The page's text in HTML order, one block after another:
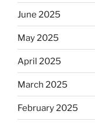
June 2025
May 2025
April 2025
March 2025
February 2025